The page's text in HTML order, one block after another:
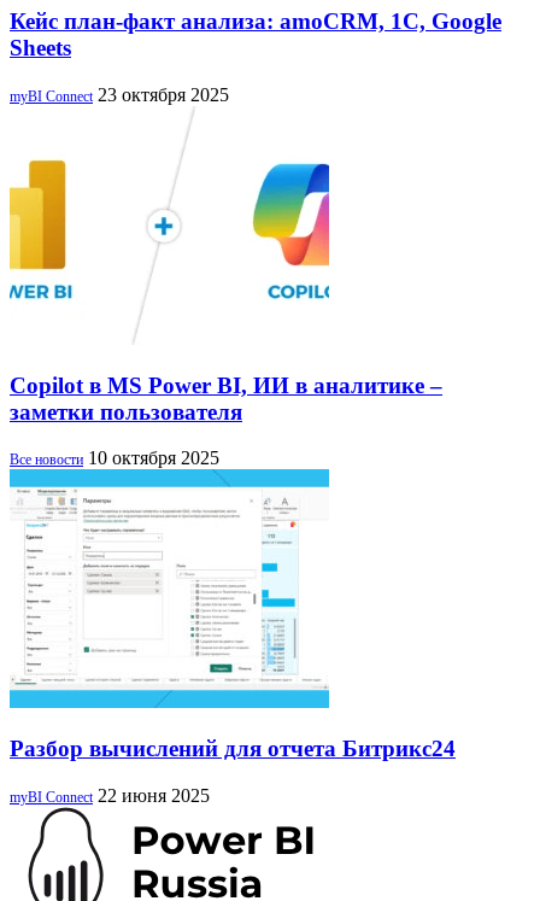
Кейс план-факт анализа: amoCRM, 1C, Google
Sheets
myBI Connect 23 октября 2025
Copilot в MS Power BI, ИИ в аналитике –
заметки пользователя
Все новости 10 октября 2025
Разбор вычислений для отчета Битрикс24
myBI Connect 22 июня 2025